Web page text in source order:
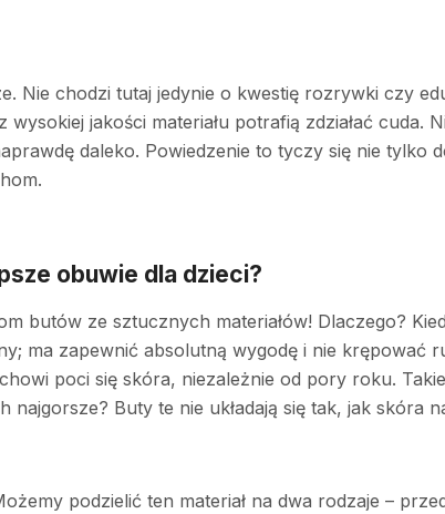
Nie chodzi tutaj jedynie o kwestię rozrywki czy
jakości materiału potrafią zdziałać cuda.
daleko. Powiedzenie to tyczy się nie tylko
obuwie dla dzieci?
butów ze sztucznych materiałów! Dlaczego?
ma zapewnić absolutną wygodę i nie krępować
poci się skóra, niezależnie od pory roku.
Buty te nie układają się tak, jak skóra
podzielić ten materiał na dwa rodzaje –